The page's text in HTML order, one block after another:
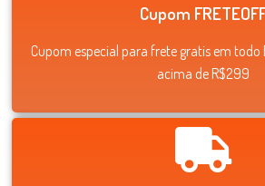
Cupom
Cupom especial para frete gratis em
acima de R$299